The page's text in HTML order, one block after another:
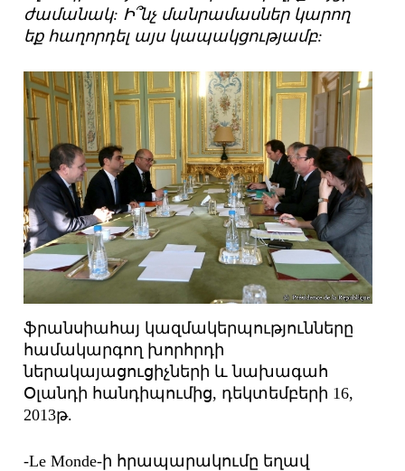
ժամանակ: Ի՞նչ մանրամասներ կարող
եք հաղորդել այս կապակցությամբ:
ֆրանսիահայ կազմակերպությունները
համակարգող խորհրդի
ներակայացուցիչների և նախագահ
Օլանդի հանդիպումից, դեկտեմբերի 16,
2013թ.
-Le Monde-ի հրապարակումը եղավ